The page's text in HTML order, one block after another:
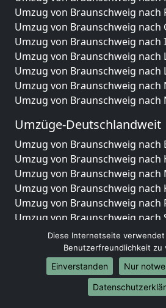
Umzug von Braunschweig nach
Umzug von Braunschweig nach
Umzug von Braunschweig nach
Umzug von Braunschweig nach
Umzug von Braunschweig nach
Umzug von Braunschweig nach
Umzug von Braunschweig nach
Umzüge-Deutschlandweit
Umzug von Braunschweig nach
Umzug von Braunschweig nach
Umzug von Braunschweig nach
Umzug von Braunschweig nach
Umzug von Braunschweig
Umzug von Braunschweig
Umzug von Braunschweig
Umzug von Braunschweig nach
Umzug von Braunschweig
Umzug von Braunschweig nach
Umzug von Braunschweig nach
Diese Internetseite verwendet
Benutzerfreundlichkeit zu
Einverstanden
Nur